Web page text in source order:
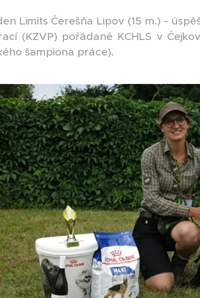
Limits Čerešňa Lipov (15 m.) -
(KZVP) pořádané KCHLS v
šampiona práce).